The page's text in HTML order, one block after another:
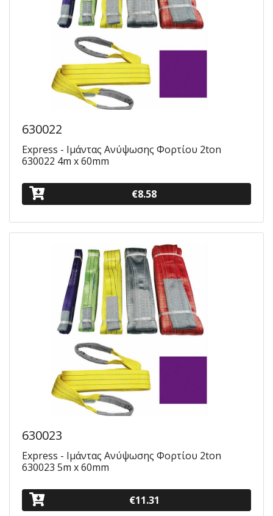
630022
Express - Ιμάντας Ανύψωσης Φορτίου 2ton
630022 4m x 60mm
€8.58
630023
Express - Ιμάντας Ανύψωσης Φορτίου 2ton
630023 5m x 60mm
€11.31